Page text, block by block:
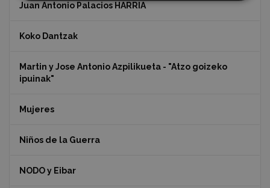
Juan Antonio Palacios HARRIA
Koko Dantzak
Martin y Jose Antonio Azpilikueta - "Atzo goizeko
ipuinak"
Mujeres
Niños de la Guerra
NODO y Eibar